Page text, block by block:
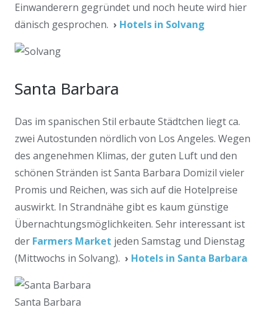
Einwanderern gegründet und noch heute wird hier
dänisch gesprochen. › Hotels in Solvang
Santa Barbara
Das im spanischen Stil erbaute Städtchen liegt ca.
zwei Autostunden nördlich von Los Angeles. Wegen
des angenehmen Klimas, der guten Luft und den
schönen Stränden ist Santa Barbara Domizil vieler
Promis und Reichen, was sich auf die Hotelpreise
auswirkt. In Strandnähe gibt es kaum günstige
Übernachtungsmöglichkeiten. Sehr interessant ist
der Farmers Market jeden Samstag und Dienstag
(Mittwochs in Solvang). › Hotels in Santa Barbara
Santa Barbara